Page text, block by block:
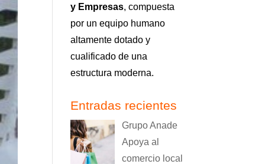
y Empresas, compuesta
por un equipo humano
altamente dotado y
cualificado de una
estructura moderna.
Entradas recientes
Grupo Anade
Apoya al
comercio local